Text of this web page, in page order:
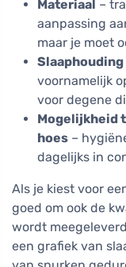
Materiaal –
aanpassing
maar je moet
Slaaphouding
voornamelijk
voor degene
Mogelijkheid
hoes –
dagelijks in
Als je kiest voor
goed om ook de
wordt
een grafiek van